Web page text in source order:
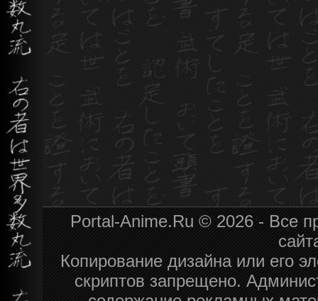
Portal-Anime.Ru © 2026 - Все
Копирование дизайна или его
скриптов запрещено.